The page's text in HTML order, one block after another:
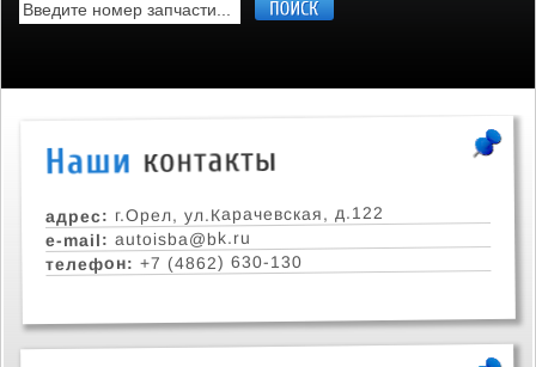
адрес: г.Орел, ул.Карачевская, д.122
e-mail: autoisba@bk.ru
телефон: +7 (4862) 630-130